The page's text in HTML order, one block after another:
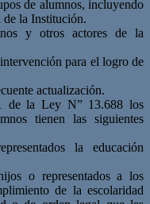
de alumnos, incluyendo
de la Institución.
y otros actores de la
para el logro de
actualización.
de la Ley N” 13.688 los
tienen las siguientes
la educación
o representados a los
de la escolaridad